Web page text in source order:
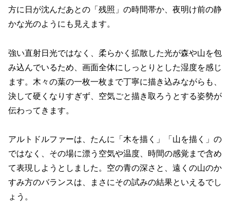
方に日が沈んだあとの「残照」の時間帯か、夜明け前の静
かな光のようにも見えます。
強い直射日光ではなく、柔らかく拡散した光が森や山を包
み込んでいるため、画面全体にしっとりとした湿度を感じ
ます。木々の葉の一枚一枚まで丁寧に描き込みながらも、
決して硬くなりすぎず、空気ごと描き取ろうとする姿勢が
伝わってきます。
アルトドルファーは、たんに「木を描く」「山を描く」の
ではなく、その場に漂う空気や温度、時間の感覚まで含め
て表現しようとしました。空の青の深さと、遠くの山のか
すみ方のバランスは、まさにその試みの結果といえるでし
ょう。